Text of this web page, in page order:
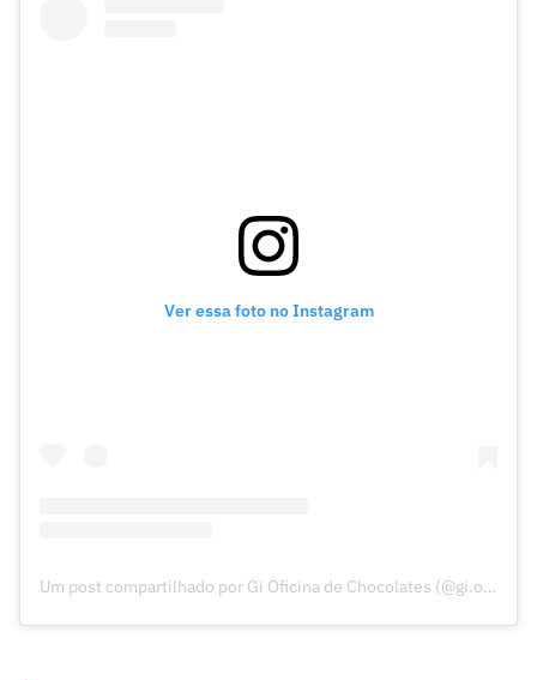
Ver essa foto no Instagram
Um post compartilhado por Gi Oficina de Chocolates (@gi.oficinadechocolates)